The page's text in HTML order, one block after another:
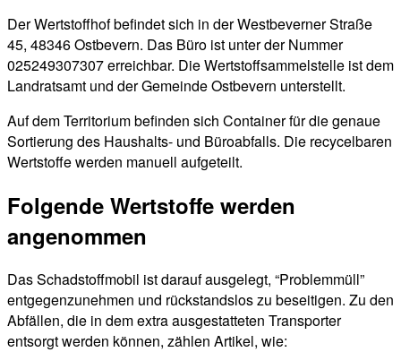
Der Wertstoffhof befindet sich in der Westbeverner Straße
45, 48346 Ostbevern. Das Büro ist unter der Nummer
025249307307 erreichbar. Die Wertstoffsammelstelle ist dem
Landratsamt und der Gemeinde Ostbevern unterstellt.
Auf dem Territorium befinden sich Container für die genaue
Sortierung des Haushalts- und Büroabfalls. Die recycelbaren
Wertstoffe werden manuell aufgeteilt.
Folgende Wertstoffe werden
angenommen
Das Schadstoffmobil ist darauf ausgelegt, “Problemmüll”
entgegenzunehmen und rückstandslos zu beseitigen. Zu den
Abfällen, die in dem extra ausgestatteten Transporter
entsorgt werden können, zählen Artikel, wie: